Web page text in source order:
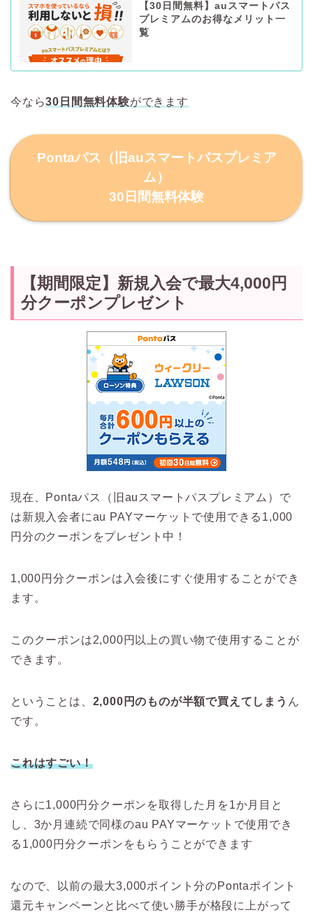
【30日間無料】auスマートパス
プレミアムのお得なメリット一
覧
今なら30日間無料体験ができます
Pontaパス（旧auスマートパスプレミア
ム）
30日間無料体験
【期間限定】新規入会で最大4,000円
分クーポンプレゼント
現在、Pontaパス（旧auスマートパスプレミアム）で
は新規入会者にau PAYマーケットで使用できる1,000
円分のクーポンをプレゼント中！
1,000円分クーポンは入会後にすぐ使用することができ
ます。
このクーポンは2,000円以上の買い物で使用することが
できます。
ということは、 2,000円のものが半額で買えてしまう ん
です。
これはすごい！
さらに1,000円分クーポンを取得した月を1か月目と
し、3か月連続で同様のau PAYマーケットで使用でき
る1,000円分クーポンをもらうことができます
なので、以前の最大3,000ポイント分のPontaポイント
還元キャンペーンと比べて使い勝手が格段に上がって